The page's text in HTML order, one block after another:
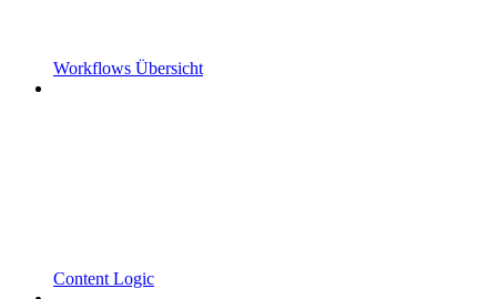
Workflows Übersicht
Content Logic